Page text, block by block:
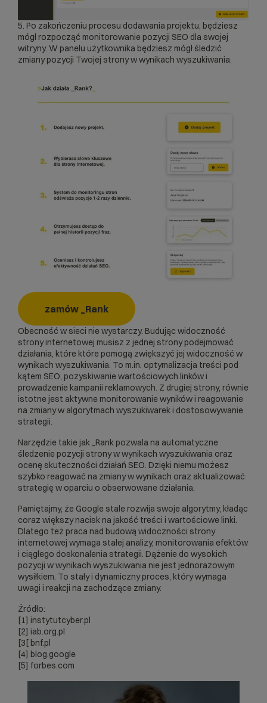
5. Po zakończeniu procesu dodawania projektu, będziesz
mógł rozpocząć monitorowanie pozycji SEO dla swojej
witryny. W panelu użytkownika będziesz mógł śledzić
zmiany pozycji Twojej strony w wynikach wyszukiwania.
zamów _Rank
Obecność w sieci nie wystarczy. Budując widoczność
strony internetowej musisz z jednej strony podejmować
działania, które które pomogą zwiększyć jej widoczność w
wynikach wyszukiwania. To m.in. optymalizacja treści pod
kątem SEO, pozyskiwanie wartościowych linków i
prowadzenie kampanii reklamowych. Z drugiej strony, równie
istotne jest aktywne monitorowanie wyników i reagowanie
na zmiany w algorytmach wyszukiwarek i dostosowywanie
strategii.
Narzędzie takie jak _Rank pozwala na automatyczne
śledzenie pozycji strony w wynikach wyszukiwania oraz
ocenę skuteczności działań SEO. Dzięki niemu możesz
szybko reagować na zmiany w wynikach oraz aktualizować
strategię w oparciu o obserwowane działania.
Pamiętajmy, że Google stale rozwija swoje algorytmy, kładąc
coraz większy nacisk na jakość treści i wartościowe linki.
Dlatego też praca nad budową widoczności strony
internetowej wymaga stałej analizy, monitorowania efektów
i ciągłego doskonalenia strategii. Dążenie do wysokich
pozycji w wynikach wyszukiwania nie jest jednorazowym
wysiłkiem. To stały i dynamiczny proces, który wymaga
uwagi i reakcji na zachodzące zmiany.
Źródło:
[1] instytutcyber.pl
[2] iab.org.pl
[3[ bnf.pl
[4] blog.google
[5] forbes.com